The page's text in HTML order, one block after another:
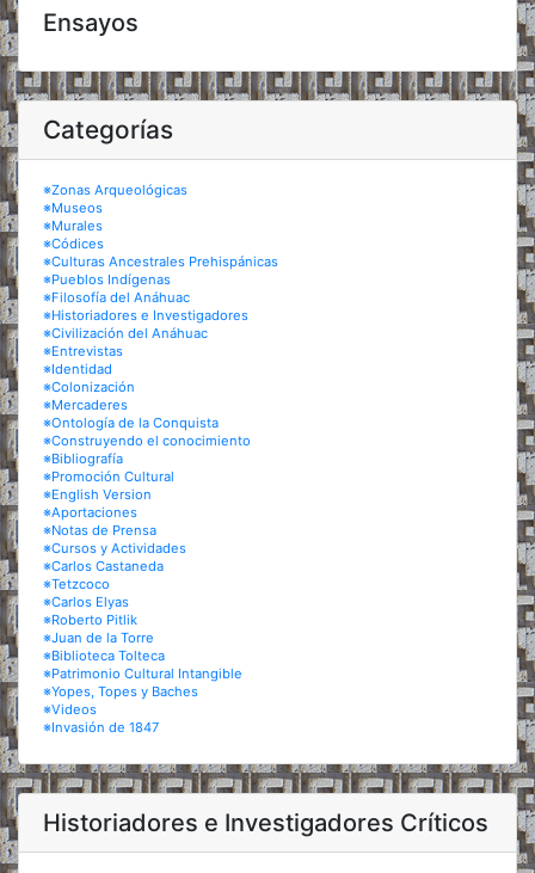
Ensayos
Categorías
※Zonas Arqueológicas
※Museos
※Murales
※Códices
※Culturas Ancestrales Prehispánicas
※Pueblos Indígenas
※Filosofía del Anáhuac
※Historiadores e Investigadores
※Civilización del Anáhuac
※Entrevistas
※Identidad
※Colonización
※Mercaderes
※Ontología de la Conquista
※Construyendo el conocimiento
※Bibliografía
※Promoción Cultural
※English Version
※Aportaciones
※Notas de Prensa
※Cursos y Actividades
※Carlos Castaneda
※Tetzcoco
※Carlos Elyas
※Roberto Pitlik
※Juan de la Torre
※Biblioteca Tolteca
※Patrimonio Cultural Intangible
※Yopes, Topes y Baches
※Videos
※Invasión de 1847
Historiadores e Investigadores Críticos